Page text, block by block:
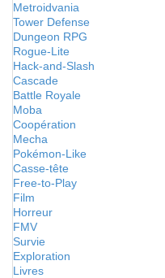
Metroidvania
Tower Defense
Dungeon RPG
Rogue-Lite
Hack-and-Slash
Cascade
Battle Royale
Moba
Coopération
Mecha
Pokémon-Like
Casse-tête
Free-to-Play
Film
Horreur
FMV
Survie
Exploration
Livres